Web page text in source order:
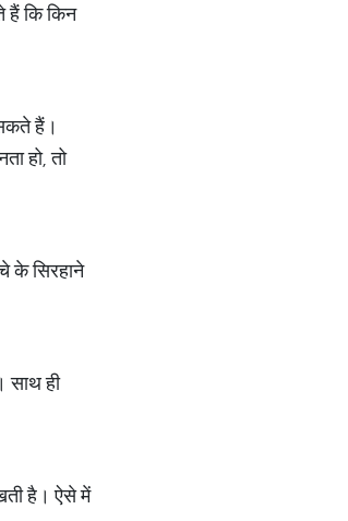
हैं कि किन
हैं।
हो, तो
के सिरहाने
साथ ही
है। ऐसे में